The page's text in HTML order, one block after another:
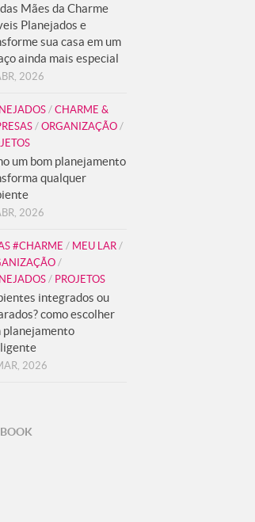
Mães da Charme
Planejados e
sua casa em um
ainda mais especial
2026
/ CHARME &
/ ORGANIZAÇÃO /
um bom planejamento
qualquer
2026
#CHARME / MEU LAR /
/
/ PROJETOS
integrados ou
como escolher
planejamento
2026